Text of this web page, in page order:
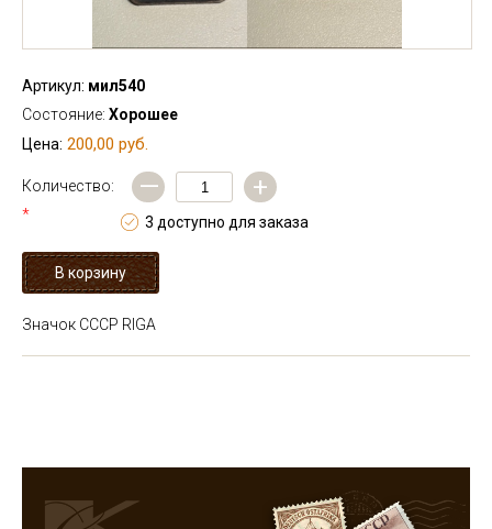
Артикул: мил540
Состояние: Хорошее
Цена: 200,00 руб.
Количество:
*
— +
3 доступно для заказа
Значок СССР RIGA